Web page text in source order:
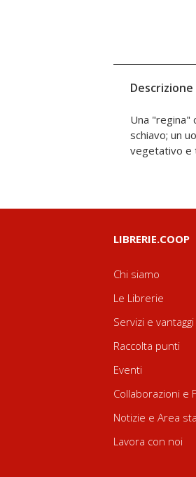
Descrizione
Una "regina"
schiavo; un
vegetativo e
che
LIBRERIE.COOP
Chi siamo
Le Librerie
Servizi e vantaggi
Raccolta punti
Eventi
Collaborazioni e
Notizie e Area
Lavora con noi